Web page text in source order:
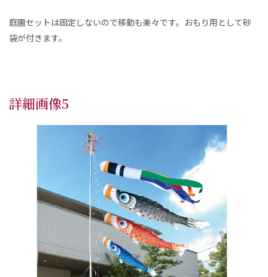
庭園セットは固定しないので移動も楽々です。おもり用として砂
袋が付きます。
詳細画像5